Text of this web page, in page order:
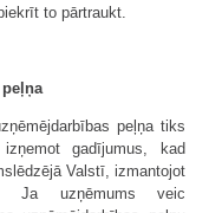
to pārtraukt.
peļņa tiks
gadījumus, kad
Valstī, izmantojot
Ja uzņēmums veic